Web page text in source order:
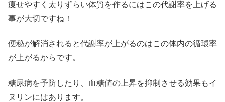
痩せやすく太りずらい体質を作るにはこの代謝率を上げる
事が大切ですね！
便秘が解消されると代謝率が上がるのはこの体内の循環率
が上がるからです。
糖尿病を予防したり、血糖値の上昇を抑制させる効果もイ
ヌリンにはあります。